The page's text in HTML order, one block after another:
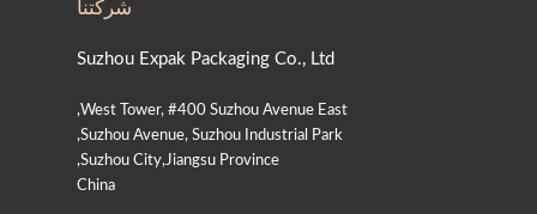
شركتنا
Suzhou Expak Packaging Co., Ltd
West Tower, #400 Suzhou Avenue East,
Suzhou Avenue, Suzhou Industrial Park,
Suzhou City,Jiangsu Province,
China